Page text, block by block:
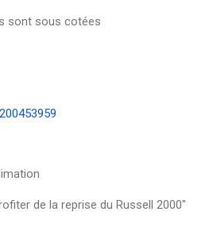
sont sous cotées
de la reprise du Russell 2000"